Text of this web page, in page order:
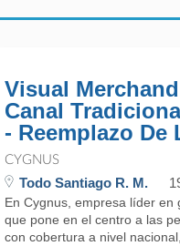
Visual
Canal
- Reemplazo De
CYGNUS
Todo Santiago R. M.
En Cygnus, empresa líder
que pone en el centro a las
con cobertura a nivel